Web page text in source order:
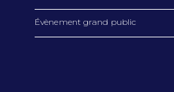
Évènement grand public